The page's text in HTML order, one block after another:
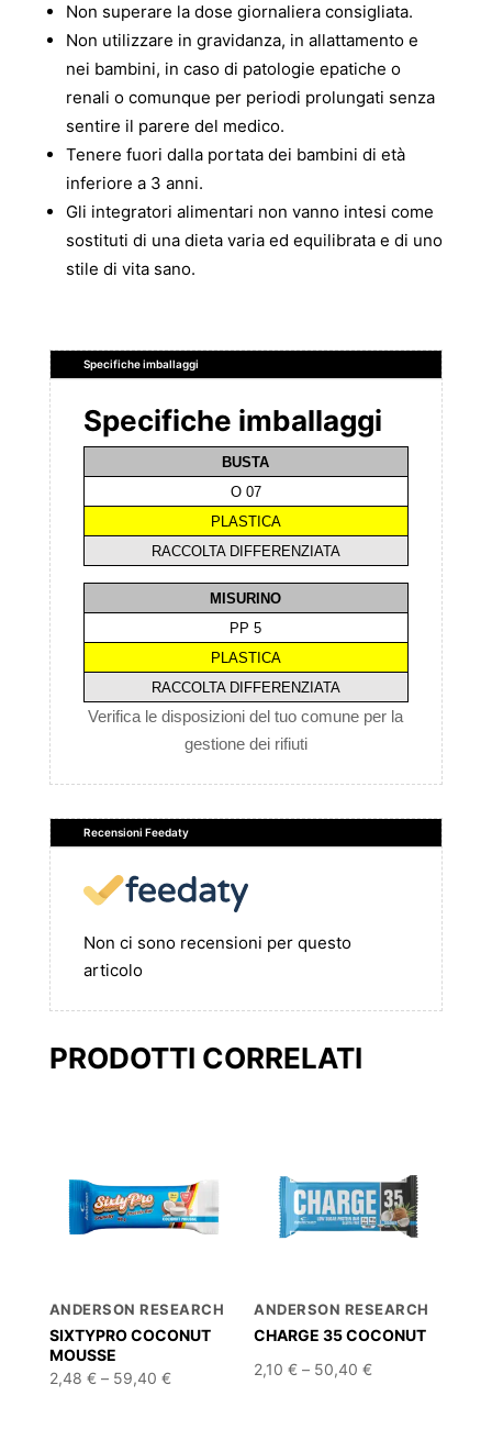
Non superare la dose giornaliera consigliata.
Non utilizzare in gravidanza, in allattamento e
nei bambini, in caso di patologie epatiche o
renali o comunque per periodi prolungati senza
sentire il parere del medico.
Tenere fuori dalla portata dei bambini di età
inferiore a 3 anni.
Gli integratori alimentari non vanno intesi come
sostituti di una dieta varia ed equilibrata e di uno
stile di vita sano.
Specifiche imballaggi
Specifiche imballaggi
BUSTA
O 07
PLASTICA
RACCOLTA DIFFERENZIATA
MISURINO
PP 5
PLASTICA
RACCOLTA DIFFERENZIATA
Verifica le disposizioni del tuo comune per la
gestione dei rifiuti
Recensioni Feedaty
Non ci sono recensioni per questo
articolo
PRODOTTI CORRELATI
ANDERSON RESEARCH
SIXTYPRO COCONUT
MOUSSE
2,48 € – 59,40 €Fascia
ANDERSON RESEARCH
CHARGE 35 COCONUT
2,10€ – 50,40€Fascia